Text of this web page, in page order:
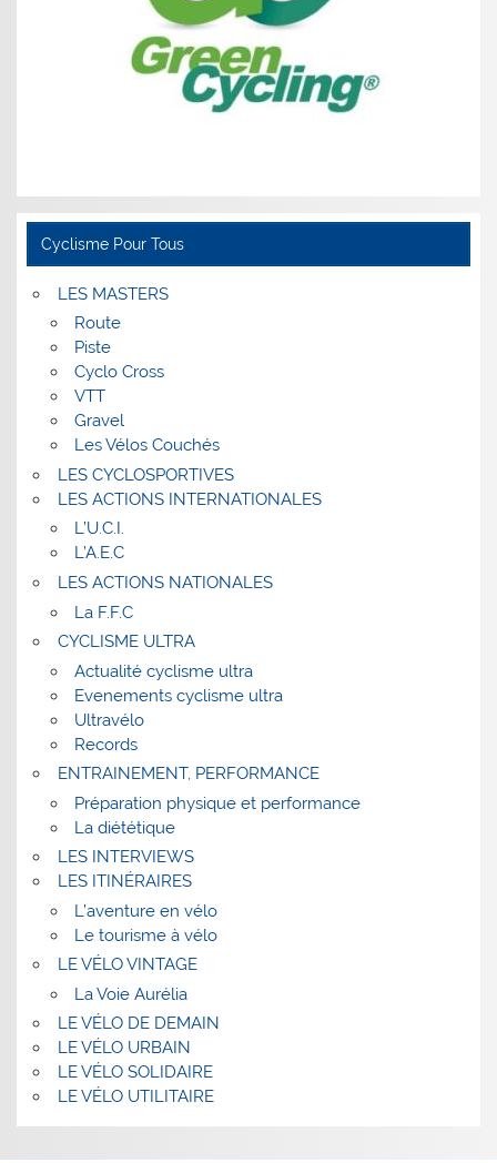
Cyclisme Pour Tous
LES MASTERS
Route
Piste
Cyclo Cross
VTT
Gravel
Les Vélos Couchés
LES CYCLOSPORTIVES
LES ACTIONS INTERNATIONALES
L’U.C.I.
L’A.E.C
LES ACTIONS NATIONALES
La F.F.C
CYCLISME ULTRA
Actualité cyclisme ultra
Evenements cyclisme ultra
Ultravélo
Records
ENTRAINEMENT, PERFORMANCE
Préparation physique et performance
La diététique
LES INTERVIEWS
LES ITINÉRAIRES
L’aventure en vélo
Le tourisme à vélo
LE VÉLO VINTAGE
La Voie Aurélia
LE VÉLO DE DEMAIN
LE VÉLO URBAIN
LE VÉLO SOLIDAIRE
LE VÉLO UTILITAIRE